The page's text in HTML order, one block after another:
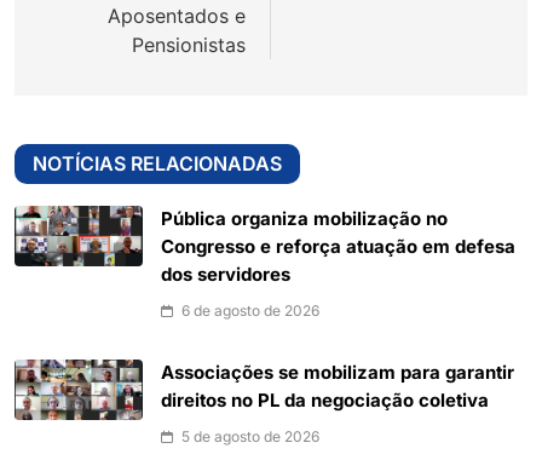
Aposentados e
Pensionistas
NOTÍCIAS RELACIONADAS
Pública organiza mobilização no
Congresso e reforça atuação em defesa
dos servidores
6 de agosto de 2026
Associações se mobilizam para garantir
direitos no PL da negociação coletiva
5 de agosto de 2026